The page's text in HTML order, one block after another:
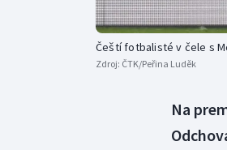
Čeští fotbalisté v čele s
Zdroj: ČTK/Peřina Luděk
Na